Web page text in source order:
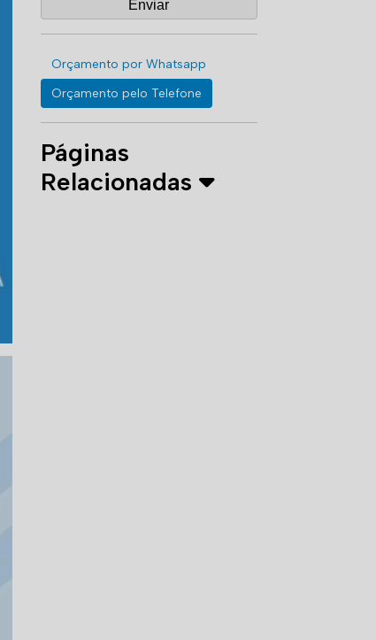
Orçamento por Whatsapp
Orçamento pelo Telefone
Páginas
Relacionadas